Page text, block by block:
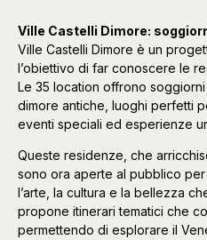
Ville Castelli Dimore:
Ville Castelli Dimore è un
l’obiettivo di far conoscere le
Le 35 location offrono
dimore antiche, luoghi perfetti
eventi speciali ed esperienze
Queste residenze, che
sono ora aperte al pubblico
l’arte, la cultura e la bellezza
propone itinerari tematici che
permettendo di esplorare il